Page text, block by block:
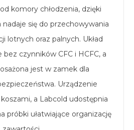
komory chłodzenia, dzięki
się do przechowywania
lotnych oraz palnych. Układ
bez czynników CFC i HCFC, a
jest w zamek dla
Urządzenie
a Labcold udostępnia
próbki ułatwiające organizację